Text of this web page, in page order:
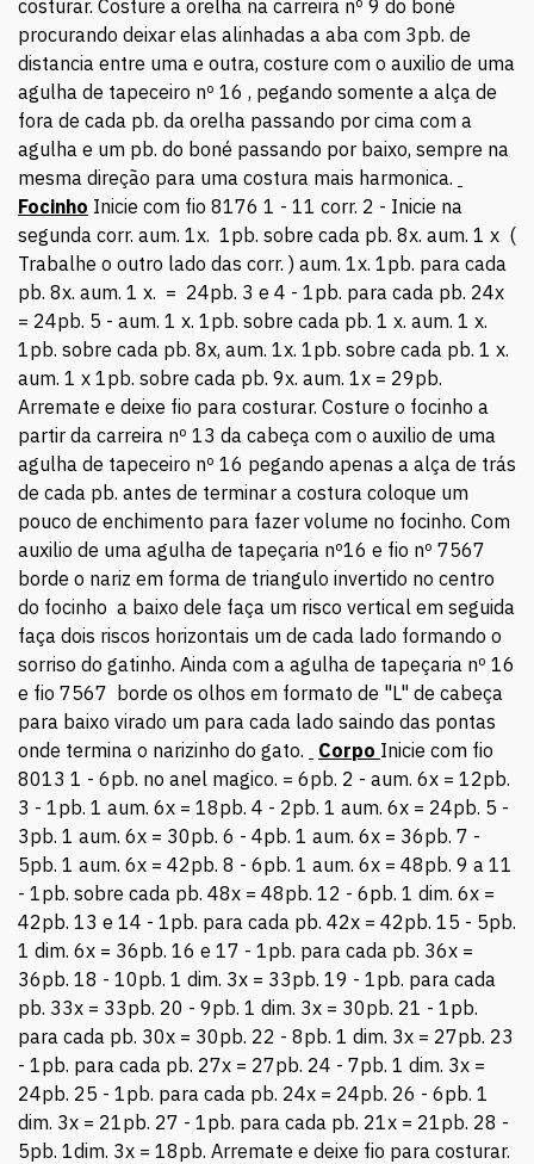
costurar. Costure a orelha na carreira nº 9 do boné
procurando deixar elas alinhadas a aba com 3pb. de
distancia entre uma e outra, costure com o auxilio de uma
agulha de tapeceiro nº 16 , pegando somente a alça de
fora de cada pb. da orelha passando por cima com a
agulha e um pb. do boné passando por baixo, sempre na
mesma direção para uma costura mais harmonica.
Focinho Inicie com fio 8176 1 - 11 corr. 2 - Inicie na
segunda corr. aum. 1x. 1pb. sobre cada pb. 8x. aum. 1 x (
Trabalhe o outro lado das corr. ) aum. 1x. 1pb. para cada
pb. 8x. aum. 1 x. = 24pb. 3 e 4 - 1pb. para cada pb. 24x
= 24pb. 5 - aum. 1 x. 1pb. sobre cada pb. 1 x. aum. 1 x.
1pb. sobre cada pb. 8x, aum. 1x. 1pb. sobre cada pb. 1 x.
aum. 1 x 1pb. sobre cada pb. 9x. aum. 1x = 29pb.
Arremate e deixe fio para costurar. Costure o focinho a
partir da carreira nº 13 da cabeça com o auxilio de uma
agulha de tapeceiro nº 16 pegando apenas a alça de trás
de cada pb. antes de terminar a costura coloque um
pouco de enchimento para fazer volume no focinho. Com
auxilio de uma agulha de tapeçaria nº16 e fio nº 7567
borde o nariz em forma de triangulo invertido no centro
do focinho a baixo dele faça um risco vertical em seguida
faça dois riscos horizontais um de cada lado formando o
sorriso do gatinho. Ainda com a agulha de tapeçaria nº 16
e fio 7567 borde os olhos em formato de "L" de cabeça
para baixo virado um para cada lado saindo das pontas
onde termina o narizinho do gato.
Corpo Inicie com fio
8013 1 - 6pb. no anel magico. = 6pb. 2 - aum. 6x = 12pb.
3 - 1pb. 1 aum. 6x = 18pb. 4 - 2pb. 1 aum. 6x = 24pb. 5 -
3pb. 1 aum. 6x = 30pb. 6 - 4pb. 1 aum. 6x = 36pb. 7 -
5pb. 1 aum. 6x = 42pb. 8 - 6pb. 1 aum. 6x = 48pb. 9 a 11
- 1pb. sobre cada pb. 48x = 48pb. 12 - 6pb. 1 dim. 6x =
42pb. 13 e 14 - 1pb. para cada pb. 42x = 42pb. 15 - 5pb.
1 dim. 6x = 36pb. 16 e 17 - 1pb. para cada pb. 36x =
36pb. 18 - 10pb. 1 dim. 3x = 33pb. 19 - 1pb. para cada
pb. 33x = 33pb. 20 - 9pb. 1 dim. 3x = 30pb. 21 - 1pb.
para cada pb. 30x = 30pb. 22 - 8pb. 1 dim. 3x = 27pb. 23
- 1pb. para cada pb. 27x = 27pb. 24 - 7pb. 1 dim. 3x =
24pb. 25 - 1pb. para cada pb. 24x = 24pb. 26 - 6pb. 1
dim. 3x = 21pb. 27 - 1pb. para cada pb. 21x = 21pb. 28 -
5pb. 1dim. 3x = 18pb. Arremate e deixe fio para costurar.